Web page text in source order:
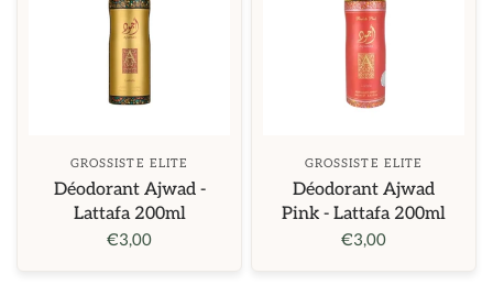
GROSSISTE ELITE
Déodorant Ajwad -
Lattafa 200ml
€3,00
GROSSISTE ELITE
Déodorant Ajwad
Pink - Lattafa 200ml
€3,00